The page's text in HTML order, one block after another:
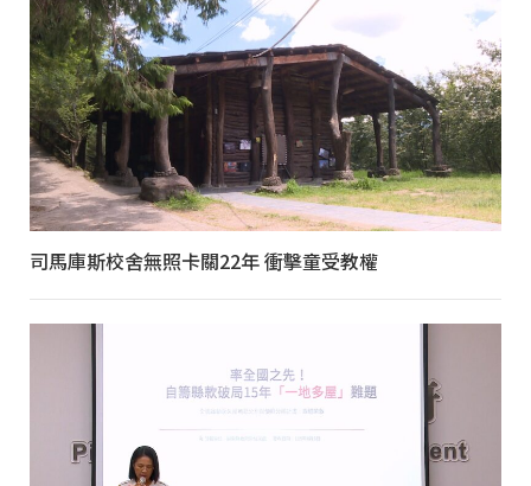
司馬庫斯校舍無照卡關22年 衝擊童受教權